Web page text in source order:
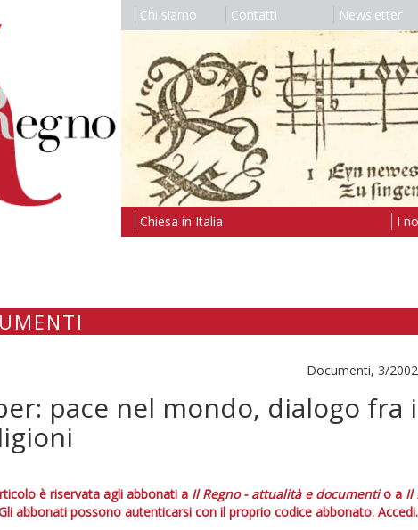
Chi siamo Contatti Newsletter
Chiesa in Italia I
Documenti, 3/
pace nel mondo, dialogo fra
è riservata agli abbonati a Il Regno - attualità e documentio a Il
abbonati possono autenticarsi con il proprio codice abbonato. Accedi.